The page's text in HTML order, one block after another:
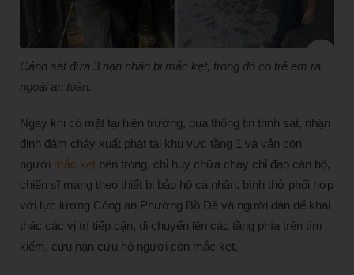
Cảnh sát đưa 3 nạn nhân bị mắc kẹt, trong đó có trẻ em ra
ngoài an toàn.
Ngay khi có mặt tại hiện trường, qua thông tin trinh sát, nhận
định đám cháy xuất phát tại khu vực tầng 1 và vẫn còn
người mắc kẹt bên trong, chỉ huy chữa cháy chỉ đạo cán bộ,
chiến sĩ mang theo thiết bị bảo hộ cá nhân, bình thở phối hợp
với lực lượng Công an Phường Bồ Đề và người dân để khai
thác các vị trí tiếp cận, di chuyển lên các tầng phía trên tìm
kiếm, cứu nạn cứu hộ người còn mắc kẹt.